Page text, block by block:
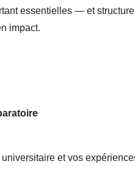
essentielles — et
impact.
et vos